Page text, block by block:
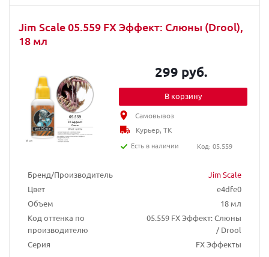
Jim Scale 05.559 FX Эффект: Слюны (Drool),
18 мл
Бренд/Производитель
Jim Scale
Цвет
e4dfe0
Объем
18 мл
Код оттенка по
производителю
05.559 FX Эффект: Слюны
/ Drool
Серия
FX Эффекты
299 руб.
В корзину
Самовывоз
Курьер, ТК
Есть в наличии
Код: 05.559